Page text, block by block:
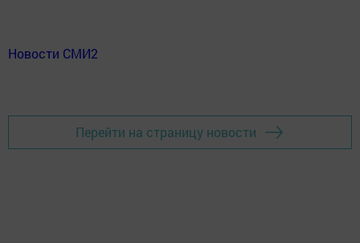
Новости СМИ2
Перейти на страницу новости